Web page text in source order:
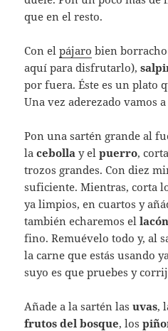
que en el resto.
Con elpájaro bien
aquí para disfrutarlo),
por fuera. Éste es un plato
Una vez aderezado vamos
Pon una sartén grande al
lacebolla y elpuerro,
trozos grandes. Con diez
suficiente. Mientras, corta
ya limpios, en cuartos y
también echaremos ellacón
fino. Remuévelo todo y, al
la carne que estás usando
suyo es que pruebes y
Añade a la sartén lasuvas,
frutos del bosque, los